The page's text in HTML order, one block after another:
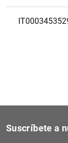
Suscríbete a